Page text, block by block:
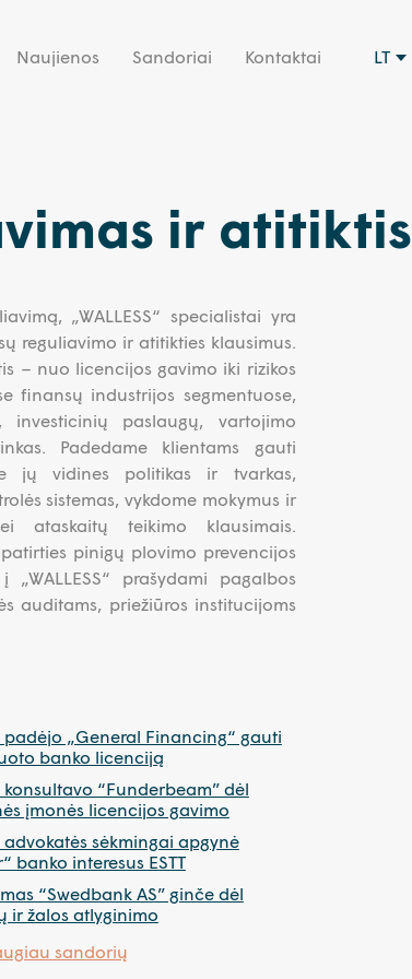
Naujienos Sandoriai Kontaktai LT
ir atitiktis
„WALLESS“ specialistai yra
reguliavimo ir atitikties klausimus.
– nuo licencijos gavimo iki rizikos
finansų industrijos segmentuose,
investicinių paslaugų, vartojimo
Padedame klientams gauti
jų vidines politikas ir tvarkas,
sistemas, vykdome mokymus ir
ataskaitų teikimo klausimais.
pinigų plovimo prevencijos
prašydami pagalbos
auditams, priežiūros institucijoms
padėjo „General Financing“ gauti
banko licenciją
konsultavo “Funderbeam” dėl
įmonės licencijos gavimo
advokatės sėkmingai apgynė
banko interesus ESTT
“Swedbank AS” ginče dėl
ir žalos atlyginimo
sandorių